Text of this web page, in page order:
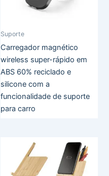
Suporte
Carregador magnético
wireless super-rápido em
ABS 60% reciclado e
silicone com a
funcionalidade de suporte
para carro